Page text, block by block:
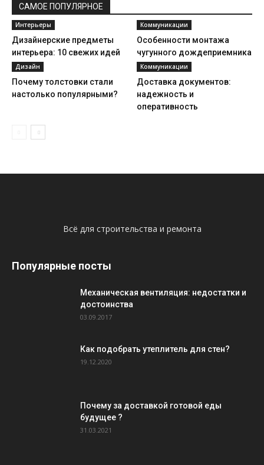
САМОЕ ПОПУЛЯРНОЕ
Интерьеры
Дизайнерские предметы
интерьера: 10 свежих идей
Коммуникации
Особенности монтажа
чугунного дождеприемника
Дизайн
Почему толстовки стали
настолько популярными?
Коммуникации
Доставка документов:
надежность и
оперативность
Всё для строительства и ремонта
Популярные посты
Механическая вентиляция: недостатки и
достоинства
03.09.2017
Как подобрать утеплитель для стен?
19.12.2020
Почему за доставкой готовой еды
будущее ?
31.03.2021